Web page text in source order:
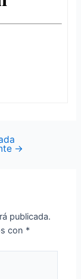
→
publicada.
con *